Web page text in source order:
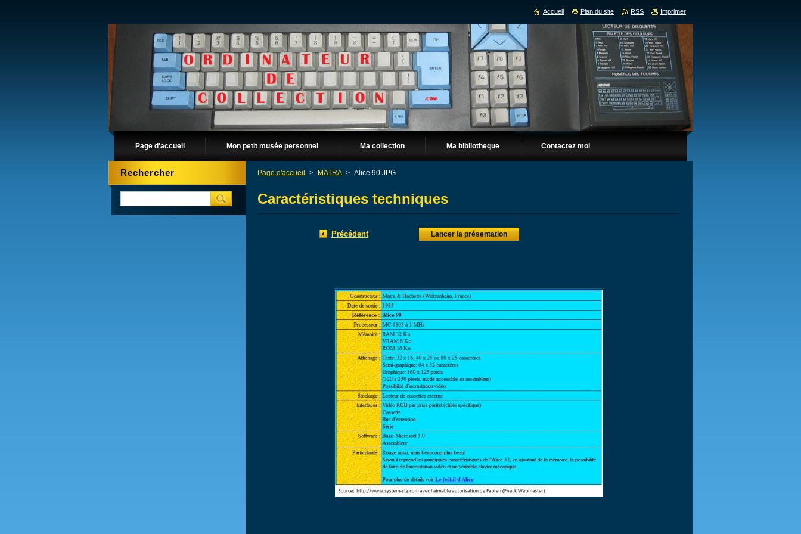
Page d'accueil Mon petit musée personnel Ma collection Ma bibliotheque Contactez moi
Page d'accueil > MATRA > Alice 90.JPG
Caractéristiques techniques
Précédent Lancer la présentation
Rechercher
Accueil Plan du site RSS Imprimer